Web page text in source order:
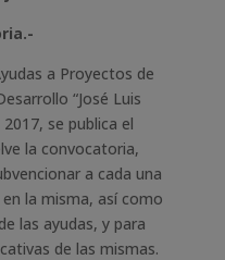
a Proyectos de
“José Luis
se publica el
la convocatoria,
a cada una
la misma, así como
las ayudas, y para
de las mismas.